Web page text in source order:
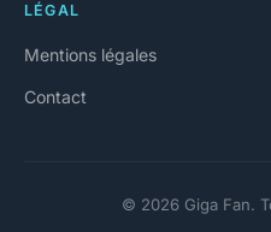
LÉGAL
Mentions légales
Contact
© 2026 Giga Fan.